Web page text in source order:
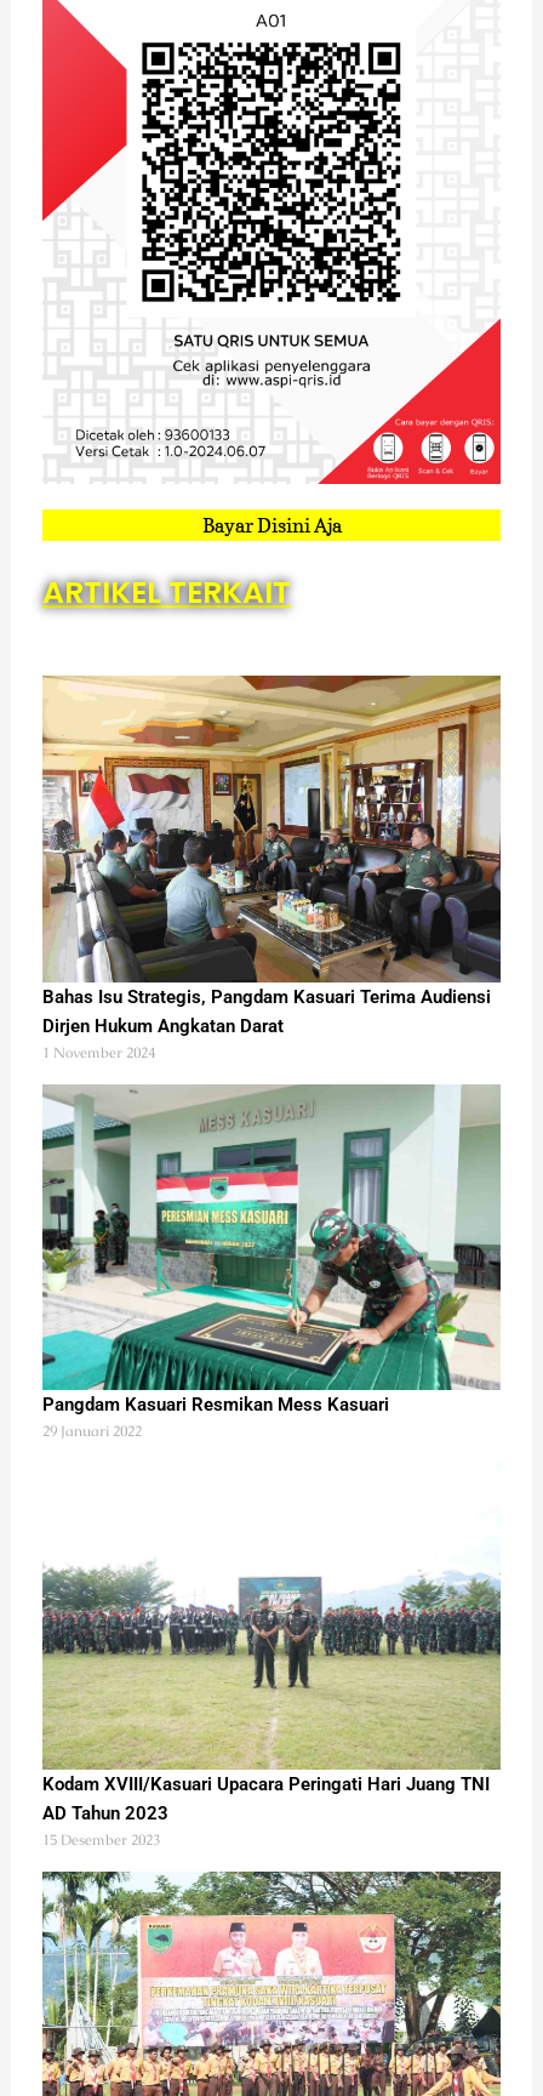
Bayar Disini Aja
ARTIKEL TERKAIT
Bahas Isu Strategis, Pangdam Kasuari Terima Audiensi
Dirjen Hukum Angkatan Darat
1 November 2024
Pangdam Kasuari Resmikan Mess Kasuari
29 Januari 2022
Kodam XVIII/Kasuari Upacara Peringati Hari Juang TNI
AD Tahun 2023
15 Desember 2023